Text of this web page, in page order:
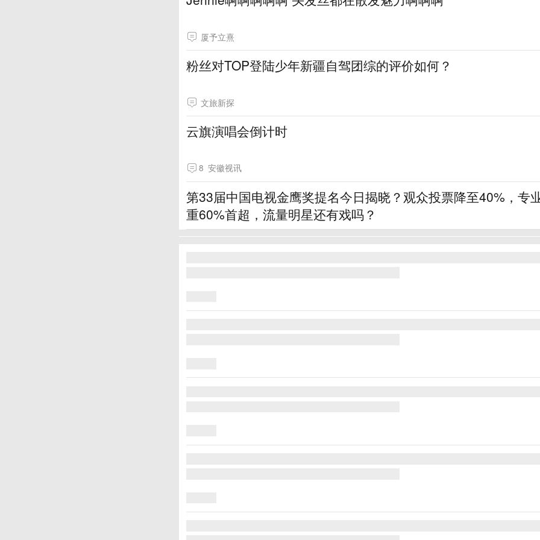
厦予立熹
粉丝对TOP登陆少年新疆自驾团综的评价如何？
文旅新探
云旗演唱会倒计时
8 安徽视讯
第33届中国电视金鹰奖提名今日揭晓？观众投票降至40%，专
重60%首超，流量明星还有戏吗？